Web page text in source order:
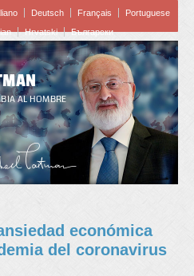
Deutsch Français
Portuguese
Hrvatski Български
AL HOMBRE
económica
del coronavirus